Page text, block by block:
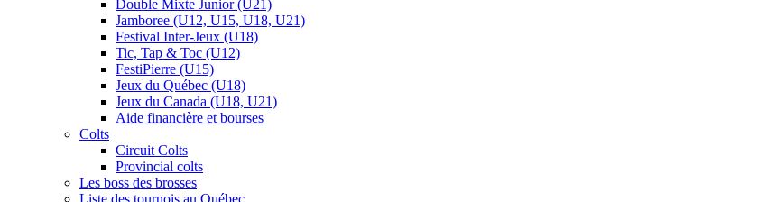
Double Mixte Junior (U21)
Jamboree (U12, U15, U18, U21)
Festival Inter-Jeux (U18)
Tic, Tap & Toc (U12)
FestiPierre (U15)
Jeux du Québec (U18)
Jeux du Canada (U18, U21)
Aide financière et bourses
Colts
Circuit Colts
Provincial colts
Les boss des brosses
Liste des tournois au Québec